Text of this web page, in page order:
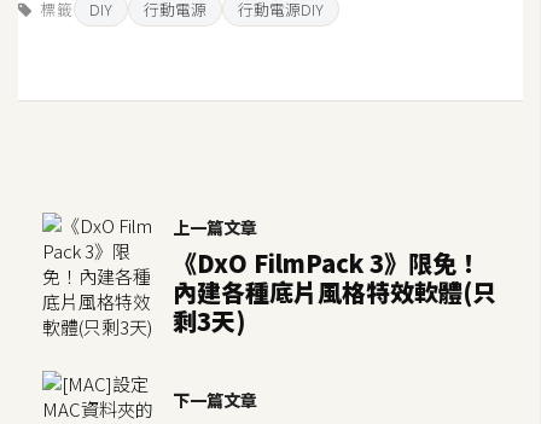
標籤 DIY 行動電源 行動電源DIY
上一篇文章
《DxO FilmPack 3》限免！
內建各種底片風格特效軟體(只
剩3天)
下一篇文章